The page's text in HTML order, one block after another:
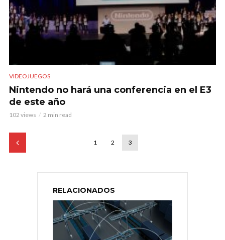
VIDEOJUEGOS
Nintendo no hará una conferencia en el E3
de este año
102 views 2 min read
1 2 3
RELACIONADOS